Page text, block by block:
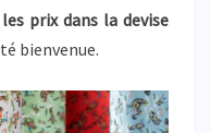
les prix dans la devise
bienvenue.